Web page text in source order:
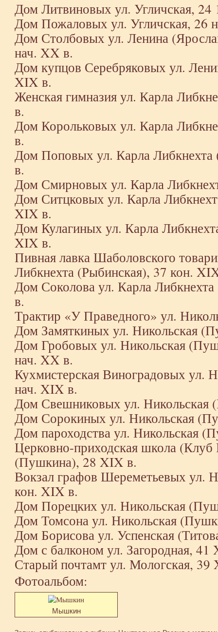
Дом Литвиновых ул. Угличская, 24
Дом Пожаловых ул. Угличская, 26
Дом Столбовых ул. Ленина
нач. XX в.
Дом купцов Серебряковых ул.
XIX в.
Женская гимназия ул. Карла
в.
Дом Корольковых ул. Карла
в.
Дом Поповых ул. Карла
в.
Дом Смирновых ул. Карла
Дом Ситцковых ул. Карла
XIX в.
Дом Кулагиных ул. Карла
XIX в.
Пивная лавка Шаболовского
Либкнехта (Рыбинская), 37 кон.
Дом Соколова ул. Карла
в.
Трактир «У Праведного» ул.
Дом Замяткиных ул. Никольская
Дом Гробовых ул. Никольская
нач. XX в.
Кухмистерская Виноградовых ул.
нач. XIX в.
Дом Свешниковых ул.
Дом Сорокиных ул. Никольская
Дом пароходства ул. Никольская
Церковно-приходская школа (Клуб
(Пушкина), 28 XIX в.
Вокзал графов Шереметьевых ул.
кон. XIX в.
Дом Порецких ул. Никольская
Дом Томсона ул. Никольская
Дом Борисова ул. Успенская
Дом с балконом ул. Загородная, 41
Старый почтамт ул. Мологская, 39
Фотоальбом:
Мышкин